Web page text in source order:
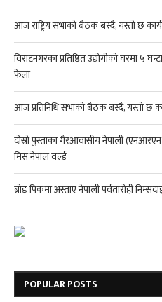
आज राष्ट्रिय सभाको बैठक बस्दै, यस्तो छ
विराटनगरका प्रतिष्ठित उद्योगीको घरमा ५
फेला
आज प्रतिनिधि सभाको बैठक बस्दै, यस्तो छ
दोस्रो पुस्ताका गैरआवासीय नेपाली
मिस नेपाल वर्ल्ड
ब्रोड पिकमा अस्ताए नेपाली पर्वतारोही
POPULAR POSTS